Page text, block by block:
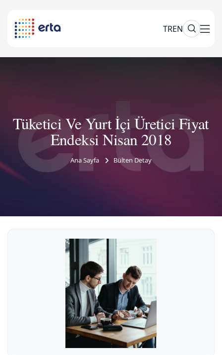
TREN
Tüketici Ve Yurt İçi Üretici Fiyat
Endeksi Nisan 2018
Ana Sayfa Bülten Detay